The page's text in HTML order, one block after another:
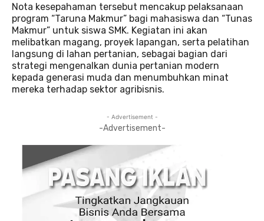
Nota kesepahaman tersebut mencakup pelaksanaan
program “Taruna Makmur” bagi mahasiswa dan “Tunas
Makmur” untuk siswa SMK. Kegiatan ini akan
melibatkan magang, proyek lapangan, serta pelatihan
langsung di lahan pertanian, sebagai bagian dari
strategi mengenalkan dunia pertanian modern
kepada generasi muda dan menumbuhkan minat
mereka terhadap sektor agribisnis.
- Advertisement -
-Advertisement-